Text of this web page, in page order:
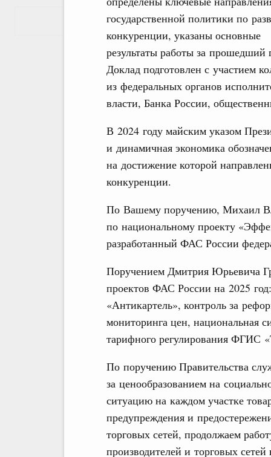
государственной политики по
конкуренции, указаны основные
результаты работы за прошедший
Доклад подготовлен с участием
из федеральных органов
власти, Банка России,
В 2024 году майским указом
и динамичная экономика
на достижение которой
конкуренции.
По Вашему поручению, Михаил
по национальному проекту
разработанный ФАС России
Поручением Дмитрия Юрьевича
проектов ФАС России на 2025
«Антикартель», контроль за
мониторинга цен, национальная
тарифного регулирования ФГИС
По поручению Правительства
за ценообразованием на
ситуацию на каждом участке
предупреждения и
торговых сетей, продолжаем
производителей и торговых
Показать еще